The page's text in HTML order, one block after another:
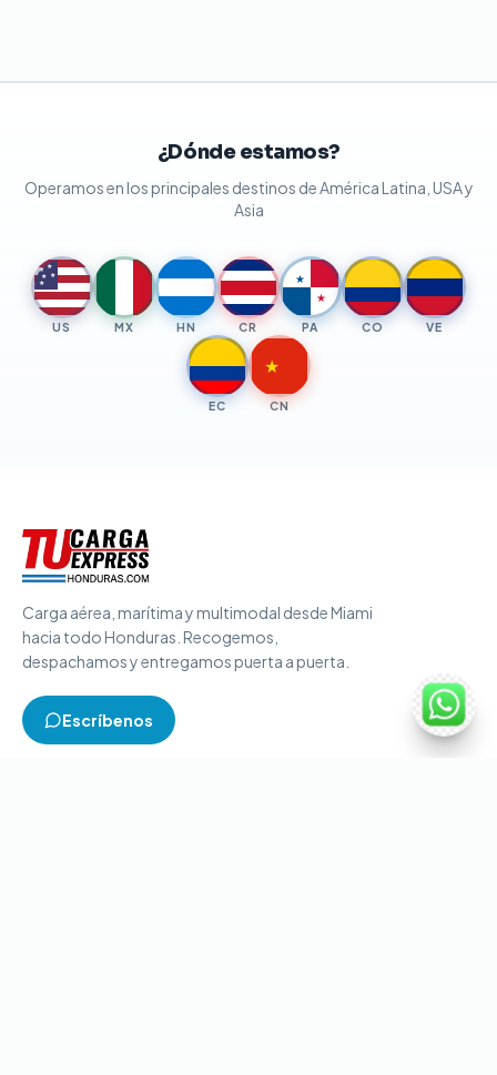
¿Dónde estamos?
Operamos en los principales destinos de América Latina, USA y
Asia
★ ★
★ ★
★
US MX HN CR
★
★
PA CO VE
EC
★
CN
Carga aérea, marítima y multimodal desde Miami
hacia todo Honduras. Recogemos,
despachamos y entregamos puerta a puerta.
Escríbenos